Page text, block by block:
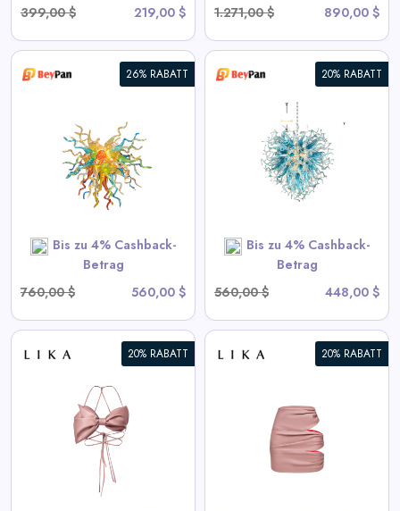
399,00 $
219,00 $
1.271,00 $
890,00 $
26% RABATT
Bis zu 4% Cashback-
Betrag
760,00 $
560,00 $
20% RABATT
Bis zu 4% Cashback-
Betrag
560,00 $
448,00 $
Blown Glass Chandeliers
Chihuly Style Blau
View All BeyPan Deals
SHOP NOW
20% RABATT 20% RABATT
Drapierte Pink-Minirock
View All LIKA Deals